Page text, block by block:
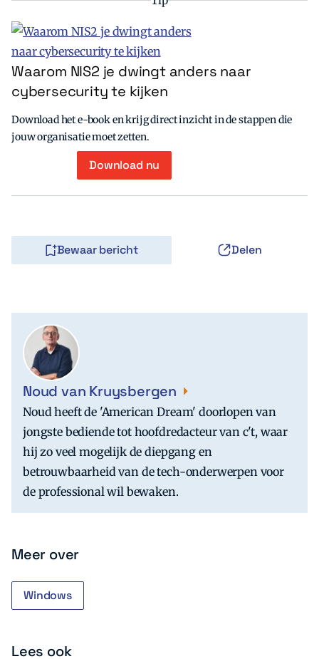
Waarom NIS2 je dwingt anders naar
cybersecurity te kijken
Download het e-book en krijg direct inzicht in de stappen die
jouw organisatie moet zetten.
Download nu
Bewaar bericht Delen
Noud van Kruysbergen
Noud heeft de 'American Dream' doorlopen van
jongste bediende tot hoofdredacteur van c't, waar
hij zo veel mogelijk de diepgang en
betrouwbaarheid van de tech-onderwerpen voor
de professional wil bewaken.
Meer over
Windows
Lees ook